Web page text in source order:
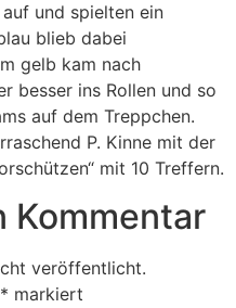
und spielten ein
blieb dabei
gelb kam nach
besser ins Rollen und so
auf dem Treppchen.
P. Kinne mit der
mit 10 Treffern.
Kommentar
veröffentlicht.
* markiert